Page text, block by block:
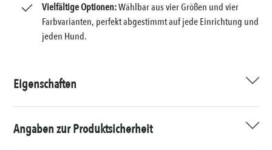
Vielfältige Optionen:Wählbar aus vier Größen und vier
Farbvarianten, perfekt abgestimmt auf jede Einrichtung und
jeden Hund.
Eigenschaften
Angaben zur Produktsicherheit